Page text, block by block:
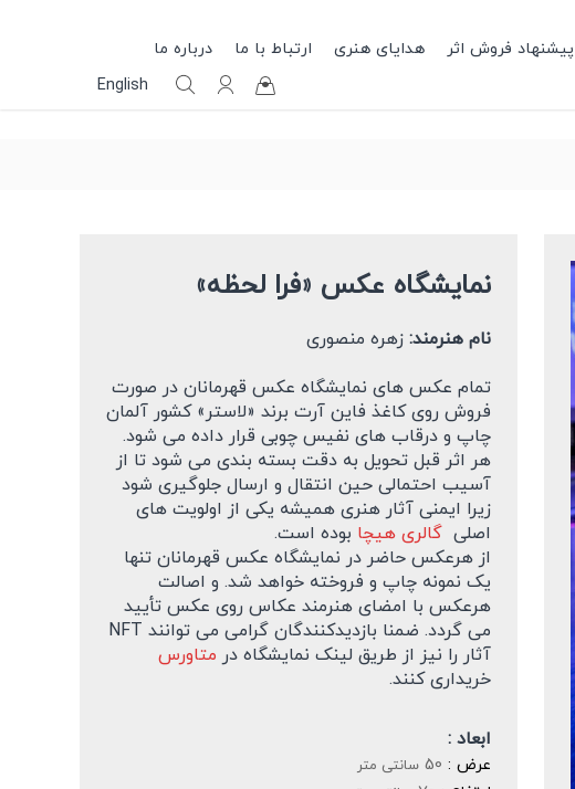
پیشنهاد فروش اثر هدایای هنری ارتباط با ما
درباره ما
English
نمایشگاه عکس «فرا لحظه»
نام هنرمند:زهره منصوری
تمام عکس های نمایشگاه عکس قهرمانان در صورت
فروش روی کاغذ فاین آرت برند «لاستر» کشور آلمان
چاپ و درقاب های نفیس چوبی قرار داده می شود.
هر اثر قبل تحویل به دقت بسته بندی می شود تا از
آسیب احتمالی حین انتقال و ارسال جلوگیری شود
زیرا ایمنی آثار هنری همیشه یکی از اولویت های
اصلی گالری هیچا بوده است.
از هرعکس حاضر در نمایشگاه عکس قهرمانان تنها
یک نمونه چاپ و فروخته خواهد شد. و اصالت
هرعکس با امضای هنرمند عکاس روی عکس تأیید
می گردد. ضمنا بازدیدکنندگان گرامی می توانند NFT
آثار را نیز از طریق لینک نمایشگاه در متاورس
خریداری کنند.
ابعاد :
عرض : 50 سانتی متر